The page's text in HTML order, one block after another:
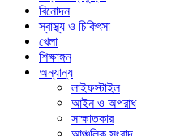
বিনোদন
স্বাস্থ্য ও চিকিৎসা
খেলা
শিক্ষাঙ্গন
অন্যান্য
লাইফস্টাইল
আইন ও অপরাধ
সাক্ষাতকার